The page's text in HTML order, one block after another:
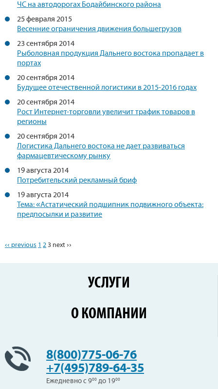
ЧС на автодорогах Бодайбинского района
25 февраля 2015
Весенние ограничения движения большегрузов
23 сентября 2014
Рыболовная продукция Дальнего востока пропадает в
портах
20 сентября 2014
Будущее отечественной логистики в 2015-2016 годах
20 сентября 2014
Рост Интернет-торговли увеличит трафик товаров в
регионы
20 сентября 2014
Логистика Дальнего востока не дает развиваться
фармацевтическому рынку
19 августа 2014
Потребительский рекламный бриф
19 августа 2014
Тема: «Астатический подшипник подвижного объекта:
предпосылки и развитие
‹‹ previous 1 23 next ››
УСЛУГИ
Железнодорожные перевозки
Негабаритные перевозки
О КОМПАНИИ
Клиенты
Вопрос-Ответ
Отзывы
8(800)775-06-76
+7(495)789-64-35
Ежедневно с 900 до 1900